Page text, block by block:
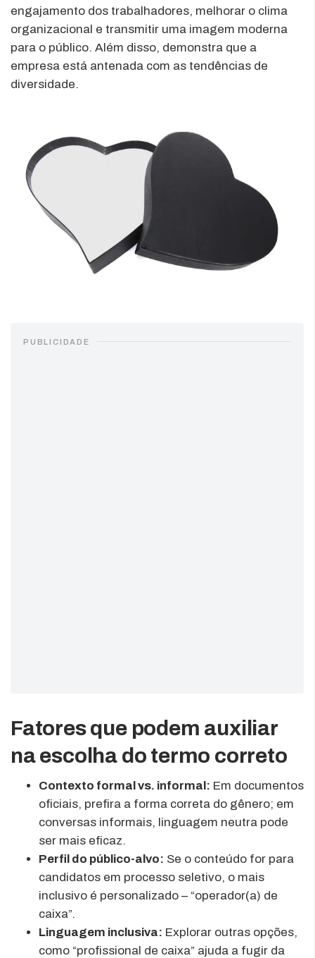
engajamento dos trabalhadores, melhorar o clima
organizacional e transmitir uma imagem moderna
para o público. Além disso, demonstra que a
empresa está antenada com as tendências de
diversidade.
PUBLICIDADE
Fatores que podem auxiliar
na escolha do termo correto
Contexto formal vs. informal: Em documentos
oficiais, prefira a forma correta do gênero; em
conversas informais, linguagem neutra pode
ser mais eficaz.
Perfil do público-alvo: Se o conteúdo for para
candidatos em processo seletivo, o mais
inclusivo é personalizado – “operador(a) de
caixa”.
Linguagem inclusiva: Explorar outras opções,
como “profissional de caixa” ajuda a fugir da